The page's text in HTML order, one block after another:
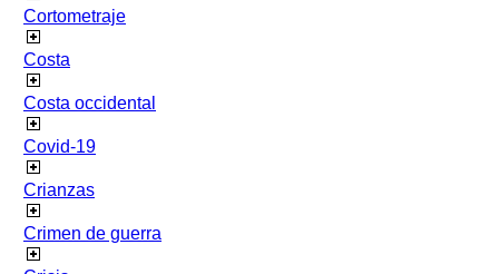
Cortometraje
Costa
Costa occidental
Covid-19
Crianzas
Crimen de guerra